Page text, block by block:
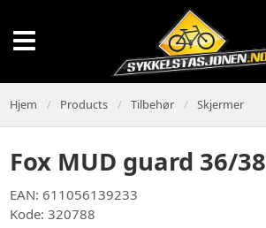
Hjem Products Tilbehør Skjermer
Fox MUD guard 36/38
EAN: 611056139233
Kode: 320788